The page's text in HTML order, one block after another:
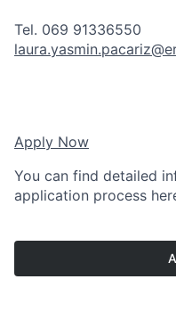
Tel. 069 91336550
Apply Now
You can find detailed
application process